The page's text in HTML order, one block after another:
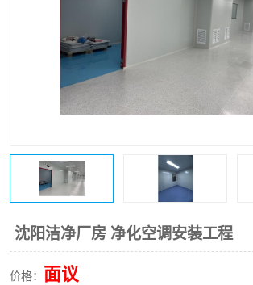
沈阳洁净厂房 净化空调安装工程
价格： 面议
食品饮料
光电车间
恒温恒湿净化空调 过滤器